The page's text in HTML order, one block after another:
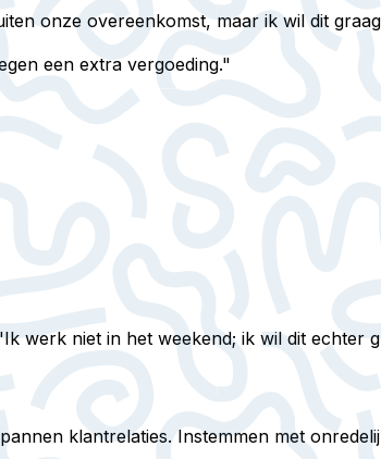
onze overeenkomst, maar ik wil dit
een extra vergoeding."
werk niet in het weekend; ik wil dit echter
klantrelaties. Instemmen met